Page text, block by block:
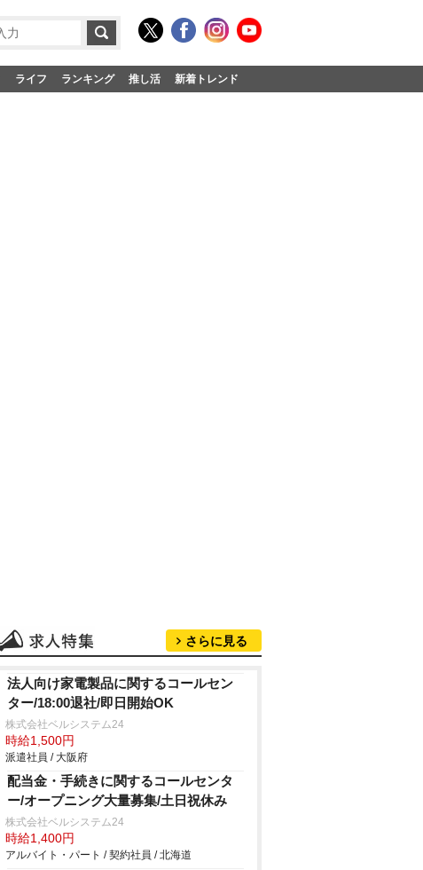
ライフ ランキング 推し活 新着トレンド
さらに見る
法人向け家電製品に関するコールセン
ター/18:00退社/即日開始OK
株式会社ベルシステム24
時給1,500円
派遣社員 / 大阪府
配当金・手続きに関するコールセンタ
ー/オープニング大量募集/土日祝休み
株式会社ベルシステム24
時給1,400円
アルバイト・パート / 契約社員 / 北海道